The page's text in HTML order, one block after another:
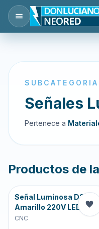
SUBCATEGORIA
Señales
Pertenece a
Productos de
Señal Luminosa D22
Amarillo 220V LED A-
CNC